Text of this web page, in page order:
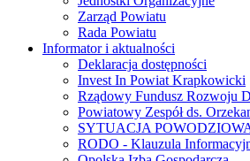
Zarząd Powiatu
Rada Powiatu
Informator i aktualności
Deklaracja dostępności
Invest In Powiat Krapkowicki
Rządowy Fundusz Rozwoju
Powiatowy Zespół ds.
SYTUACJA
RODO - Klauzula